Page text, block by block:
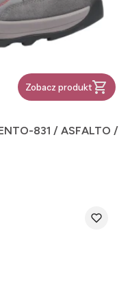
Zobacz produkt
831 / ASFALTO /